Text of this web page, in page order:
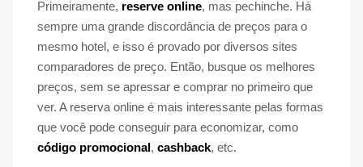
Primeiramente, reserve online, mas pechinche. Há
sempre uma grande discordância de preços para o
mesmo hotel, e isso é provado por diversos sites
comparadores de preço. Então, busque os melhores
preços, sem se apressar e comprar no primeiro que
ver. A reserva online é mais interessante pelas formas
que você pode conseguir para economizar, como
código promocional, cashback, etc.